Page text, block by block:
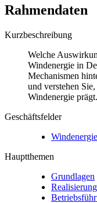
Rahmendaten
Kurzbeschreibung
Welche
Windenergie in
Mechanismen
und verstehen
Windenergie
Geschäftsfelder
Windenergie
Hauptthemen
Grundlagen
Realisierung